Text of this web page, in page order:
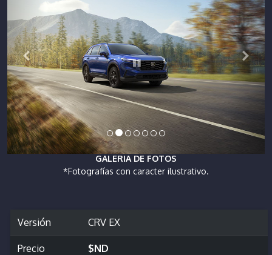
GALERIA DE FOTOS
*Fotografías con caracter ilustrativo.
Versión CRV EX
Precio $ND